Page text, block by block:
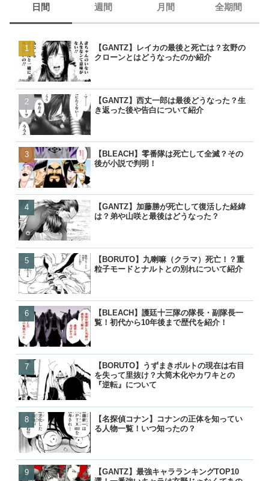
日間
【GANTZ】レイカの最後と死亡は？玄野の
クローンとはどうなったのか紹介
【GANTZ】西丈一郎は最後どうなった？生
き返った後や告白について紹介
【BLEACH】零番隊は死亡して全滅？その
後が小説で判明！
【GANTZ】加藤勝が死亡して復活した経緯
は？弟や山咲と最後はどうなった？
【BORUTO】九喇嘛（クラマ）死亡！？重
粒子モードとナルトとの別れについて紹介
【BLEACH】護廷十三隊の隊長・副隊長一
覧！初代から10年後まで歴代を紹介！
【BORUTO】うずまきボルトの現在は右目
を失って里抜け？大筒木化やカワキとの
『逆転』について
【名探偵コナン】コナンの正体を知ってい
る人物一覧！いつ知ったの？
【GANTZ】最強キャラランキングTOP10
週間
【GANTZ】レイカの最後と
クローンとはどうなったの
【GANTZ】西丈一郎は最後
き返った後や告白について
【GANTZ】加藤勝が死亡し
【BLEACH】零番隊は死亡
後が小説で判明！
【BLEACH】護廷十三隊の
覧！初代から10年後まで歴
【BORUTO】九喇嘛（クラ
粒子モードとナルトとの別
【BORUTO】うずまきボル
を失って里抜け？大筒木化
【名探偵コナン】コナンの
る人物一覧！いつ知ったの
【GANTZ】ガンツの死亡・
月間
【GANTZ】レイカの最後と
クローンとはどうなったの
【GANTZ】西丈一郎は最後
き返った後や告白について
【GANTZ】加藤勝が死亡し
【BLEACH】零番隊は死亡
後が小説で判明！
【BORUTO】九喇嘛（クラ
粒子モードとナルトとの別
【BLEACH】護廷十三隊の
覧！初代から10年後まで歴
【BORUTO】うずまきボル
を失って里抜け？大筒木化
【名探偵コナン】コナンの
る人物一覧！いつ知ったの
【GANTZ】最強の星人ラン
全期間
【BORUTO】うずまきナル
現在のナルトは生きている
【呪術廻戦】七海健人は渋
た？死因や最後、虎杖に遺
【名探偵コナン】コナンの
【BORUTO】九喇嘛（クラ
粒子モードとナルトとの別
【呪術廻戦】五条悟が復活
経緯と宿儺との決戦はいつ
【鬼滅の刃】鬼舞辻無惨の
た？どうやって倒したのか
【響け！ユーフォニアム】
付き合って別れた？復縁や
【BORUTO】うずまきボル
を失って里抜け？大筒木化
【BLEACH】護廷十三隊の